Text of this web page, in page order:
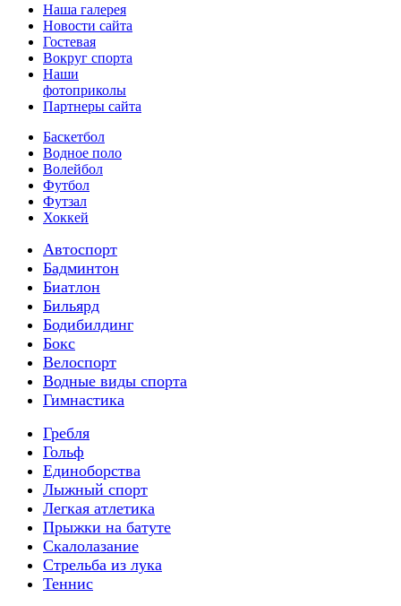
Наша галерея
Новости сайта
Гостевая
Вокруг спорта
Наши
фотоприколы
Партнеры сайта
Баскетбол
Водное поло
Волейбол
Футбол
Футзал
Хоккей
Автоспорт
Бадминтон
Биатлон
Бильярд
Бодибилдинг
Бокс
Велоспорт
Водные виды спорта
Гимнастика
Гребля
Гольф
Единоборства
Лыжный спорт
Легкая атлетика
Прыжки на батуте
Скалолазание
Стрельба из лука
Теннис